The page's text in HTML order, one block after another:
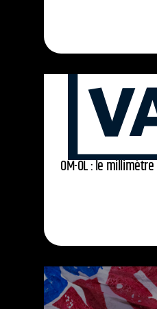
OM-OL : le